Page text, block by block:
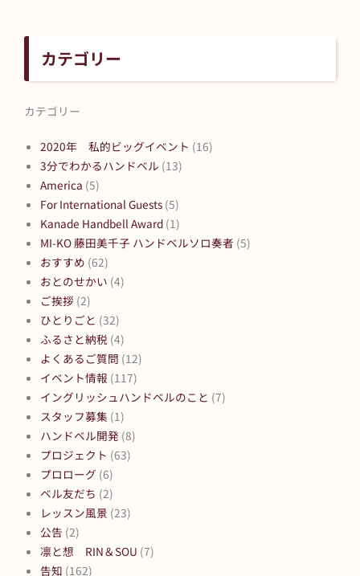
カテゴリー
カテゴリー
2020年 私的ビッグイベント (16)
3分でわかるハンドベル (13)
America (5)
For International Guests (5)
Kanade Handbell Award (1)
MI-KO 藤田美千子 ハンドベルソロ奏者 (5)
おすすめ (62)
おとのせかい (4)
ご挨拶 (2)
ひとりごと (32)
ふるさと納税 (4)
よくあるご質問 (12)
イベント情報 (117)
イングリッシュハンドベルのこと (7)
スタッフ募集 (1)
ハンドベル開発 (8)
プロジェクト (63)
プロローグ (6)
ベル友だち (2)
レッスン風景 (23)
公告 (2)
凛と想 RIN＆SOU (7)
告知 (162)